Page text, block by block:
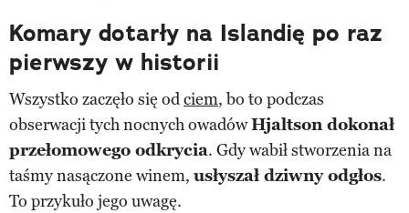
Komary dotarły na Islandię po raz
pierwszy w historii
Wszystko zaczęło się odciem, bo to podczas
obserwacji tych nocnych owadówHjaltson dokonał
przełomowego odkrycia. Gdy wabił stworzenia na
taśmy nasączone winem, usłyszał dziwny odgłos.
To przykuło jego uwagę.